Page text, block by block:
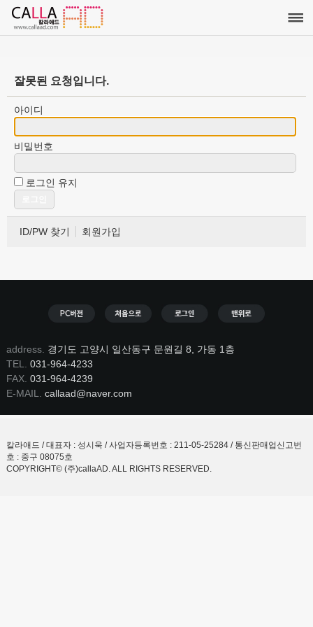
잘못된 요청입니다.
아이디
비밀번호
로그인 유지
ID/PW 찾기 회원가입
address. 경기도 고양시 일산동구 문원길 8, 가동 1층
TEL.
031-964-4233
FAX. 031-964-4239
E-MAIL.
callaad@naver.com
칼라애드 / 대표자 : 성시욱 / 사업자등록번호 : 211-05-25284 / 통신판매업신고번
호 : 중구 08075호
COPYRIGHT© (주)callaAD. ALL RIGHTS RESERVED.